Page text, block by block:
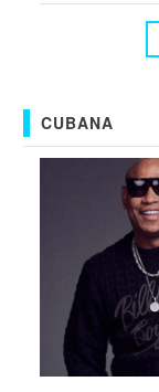
CUBANA